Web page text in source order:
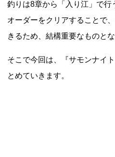
釣りは8章から「入り江」で行
オーダーをクリアすることで
きるため、結構重要なものと
そこで今回は、『サモンナイ
とめていきます。